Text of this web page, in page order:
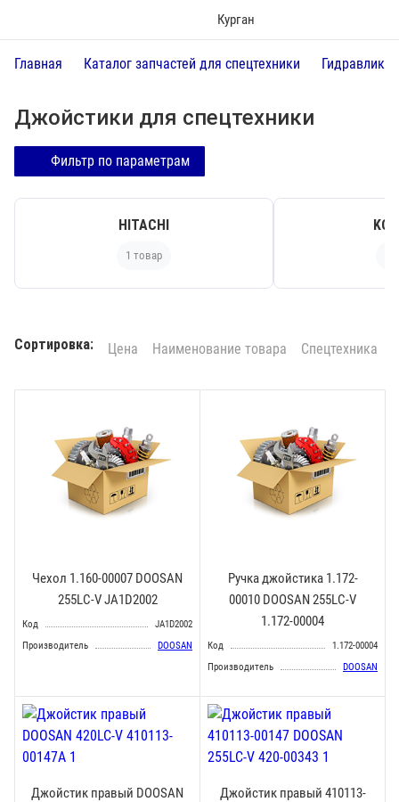
Курган
Главная Каталог запчастей для спецтехники Гидравлика
Джойстики для спецтехники
Фильтр по параметрам
HITACHI
1 товар
Сортировка: Цена Наименование товара Спецтехника
Чехол 1.160-00007 DOOSAN
255LC-V JA1D2002
Код
JA1D2002
Производитель
DOOSAN
Ручка джойстика 1.172-
00010 DOOSAN 255LC-V
1.172-00004
Код
1.172-00004
Производитель
DOOSAN
Джойстик правый DOOSAN
Джойстик правый 410113-